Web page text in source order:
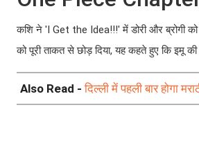
कशि ने 'I Get the Idea!!!' में डोरी और ब्रोगी को
को पूरी ताकत से छोड़ दिया, यह कहते हुए कि इमू
Also Read -दिल्ली में पहली बार होगा